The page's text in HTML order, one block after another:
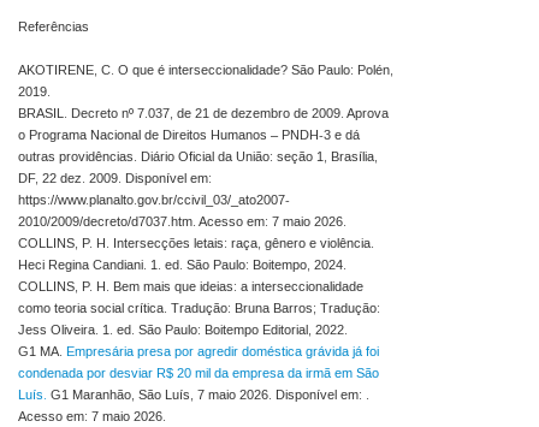
Referências
AKOTIRENE, C. O que é interseccionalidade? São Paulo: Polén,
2019.
BRASIL. Decreto nº 7.037, de 21 de dezembro de 2009. Aprova
o Programa Nacional de Direitos Humanos – PNDH-3 e dá
outras providências. Diário Oficial da União: seção 1, Brasília,
DF, 22 dez. 2009. Disponível em:
https://www.planalto.gov.br/ccivil_03/_ato2007-
2010/2009/decreto/d7037.htm. Acesso em: 7 maio 2026.
COLLINS, P. H. Intersecções letais: raça, gênero e violência.
Heci Regina Candiani. 1. ed. São Paulo: Boitempo, 2024.
COLLINS, P. H. Bem mais que ideias: a interseccionalidade
como teoria social crítica. Tradução: Bruna Barros; Tradução:
Jess Oliveira. 1. ed. São Paulo: Boitempo Editorial, 2022.
G1 MA. Empresária presa por agredir doméstica grávida já foi
condenada por desviar R$ 20 mil da empresa da irmã em São
Luís. G1 Maranhão, São Luís, 7 maio 2026. Disponível em: .
Acesso em: 7 maio 2026.